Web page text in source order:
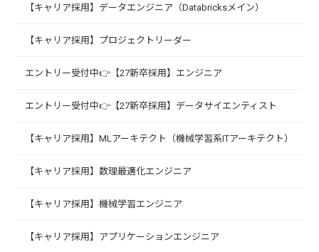
【キャリア採用】データエンジニア（Databricksメイン）
【キャリア採用】プロジェクトリーダー
エントリー受付中👉【27新卒採用】エンジニア
エントリー受付中👉【27新卒採用】データサイエンティスト
【キャリア採用】MLアーキテクト（機械学習系ITアーキテクト）
【キャリア採用】数理最適化エンジニア
【キャリア採用】機械学習エンジニア
【キャリア採用】アプリケーションエンジニア